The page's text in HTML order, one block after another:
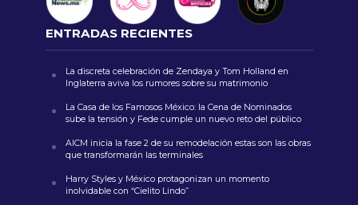
ENTRADAS RECIENTES
La discreta celebración de Zendaya y Tom Holland en
Inglaterra aviva los rumores sobre su matrimonio
La Casa de los Famosos México: la Cena de Nominados
sube la tensión y Fede cumple un nuevo reto del público
AICM inicia la fase 2 de su remodelación estas son las obras
que transformarán las terminales
Harry Styles y México protagonizan un momento
inolvidable con “Cielito Lindo”